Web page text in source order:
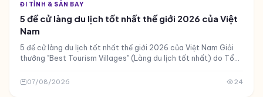
ĐI TỈNH & SÂN BAY
5 đề cử làng du lịch tốt nhất thế giới 2026 của Việt
Nam
5 đề cử làng du lịch tốt nhất thế giới 2026 của Việt Nam Giải
thưởng "Best Tourism Villages" (Làng du lịch tốt nhất) do Tổ
07/08/2026 24